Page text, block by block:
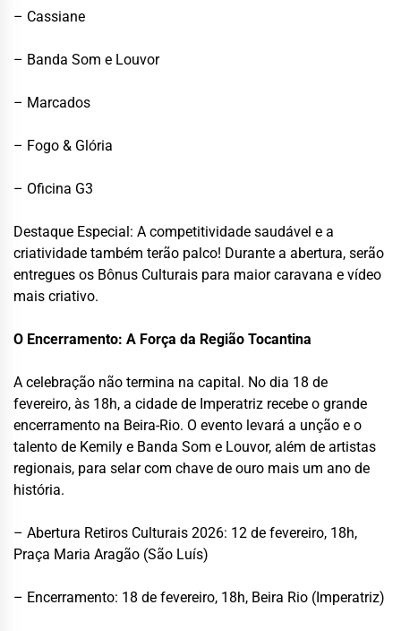
– Cassiane
– Banda Som e Louvor
– Marcados
– Fogo & Glória
– Oficina G3
Destaque Especial: A competitividade saudável e a
criatividade também terão palco! Durante a abertura, serão
entregues os Bônus Culturais para maior caravana e vídeo
mais criativo.
O Encerramento: A Força da Região Tocantina
A celebração não termina na capital. No dia 18 de
fevereiro, às 18h, a cidade de Imperatriz recebe o grande
encerramento na Beira-Rio. O evento levará a unção e o
talento de Kemily e Banda Som e Louvor, além de artistas
regionais, para selar com chave de ouro mais um ano de
história.
– Abertura Retiros Culturais 2026: 12 de fevereiro, 18h,
Praça Maria Aragão (São Luís)
– Encerramento: 18 de fevereiro, 18h, Beira Rio (Imperatriz)